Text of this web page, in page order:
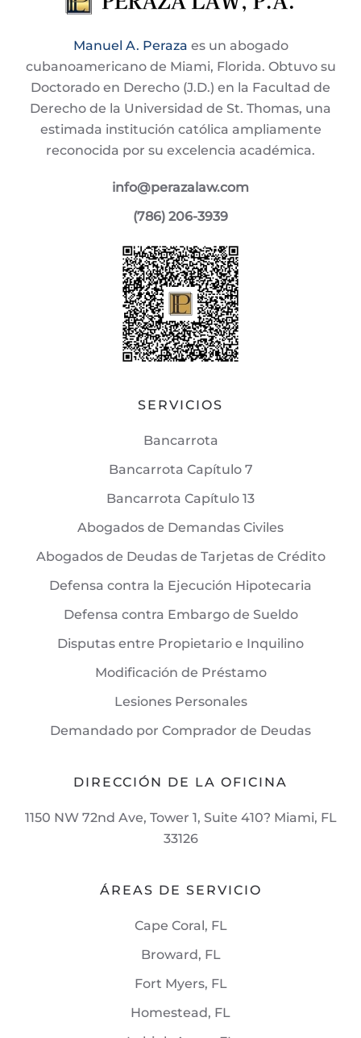
Manuel A. Peraza es un abogado
cubanoamericano de Miami, Florida. Obtuvo su
Doctorado en Derecho (J.D.) en la Facultad de
Derecho de la Universidad de St. Thomas, una
estimada institución católica ampliamente
reconocida por su excelencia académica.
info@perazalaw.com
(786) 206-3939
SERVICIOS
Bancarrota
Bancarrota Capítulo 7
Bancarrota Capítulo 13
Abogados de Demandas Civiles
Abogados de Deudas de Tarjetas de Crédito
Defensa contra la Ejecución Hipotecaria
Defensa contra Embargo de Sueldo
Disputas entre Propietario e Inquilino
Modificación de Préstamo
Lesiones Personales
Demandado por Comprador de Deudas
DIRECCIÓN DE LA OFICINA
1150 NW 72nd Ave, Tower 1, Suite 410? Miami, FL
33126
ÁREAS DE SERVICIO
Cape Coral, FL
Broward, FL
Fort Myers, FL
Homestead, FL